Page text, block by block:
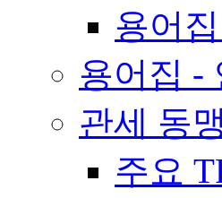
용어
용어집 -
관세 동
주요